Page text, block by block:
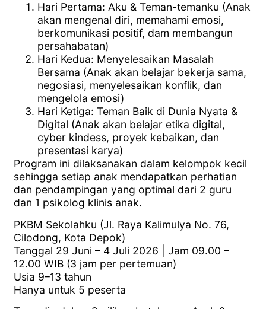
Hari Pertama: Aku & Teman-temanku (Anak
akan mengenal diri, memahami emosi,
berkomunikasi positif, dam membangun
persahabatan)
Hari Kedua: Menyelesaikan Masalah
Bersama (Anak akan belajar bekerja sama,
negosiasi, menyelesaikan konflik, dan
mengelola emosi)
Hari Ketiga: Teman Baik di Dunia Nyata &
Digital (Anak akan belajar etika digital,
cyber kindess, proyek kebaikan, dan
presentasi karya)
Program ini dilaksanakan dalam kelompok kecil
sehingga setiap anak mendapatkan perhatian
dan pendampingan yang optimal dari 2 guru
dan 1 psikolog klinis anak.
PKBM Sekolahku (Jl. Raya Kalimulya No. 76,
Cilodong, Kota Depok)
Tanggal 29 Juni – 4 Juli 2026 | Jam 09.00 –
12.00 WIB (3 jam per pertemuan)
Usia 9–13 tahun
Hanya untuk 5 peserta